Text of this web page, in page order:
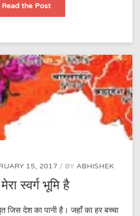
Read the Postजंगे
(आजादी
वर्षगाँठ
शुभ
अवसर
राष्ट्र
को
समर्पित)
15, 2017 BY ABHISHEK
स्वर्ग भूमि है
जिस देश का पानी है। जहाँ का हर बच्चा